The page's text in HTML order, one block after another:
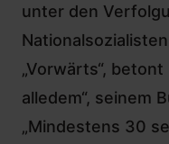
unter den
„Vorwärts“,
alledem“, seinem
„Mindestens 30